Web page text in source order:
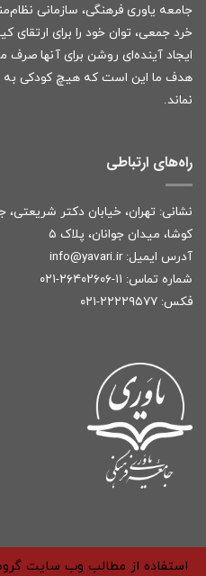
جامعه یاوری فرهنگی، سازمانی
خرد جمعی، توان خود را برای
ایجاد آینده‌ای روشن برای آنها صرف
هدف ما این است که هیچ کودکی به
نماند.
راه‌های ارتباطی
کوشا، میدان جوانان، پلاک ۵
آدرس ایمیل: info@yavari.ir
شماره تماس: ۱۱-۲۶۴۰۲۶۰۶-۰۲۱
فکس: ۲۲۲۲۹۵۷۷-۰۲۱
استفاده از مطالب وب سایت